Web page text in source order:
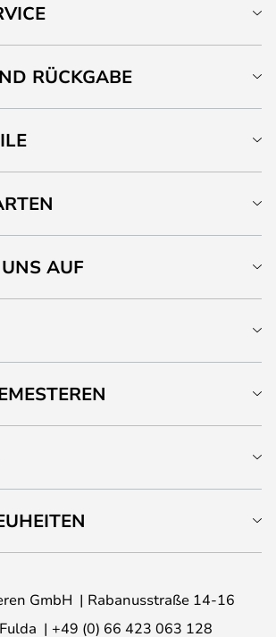
RÜCKGABE
AUF
GmbH
Rabanusstraße 14-16
+49 (0) 66 423 063 128